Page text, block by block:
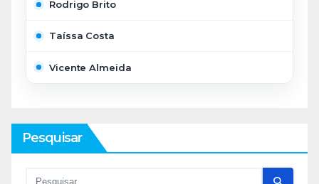
Rodrigo Brito
Taíssa Costa
Vicente Almeida
Pesquisar